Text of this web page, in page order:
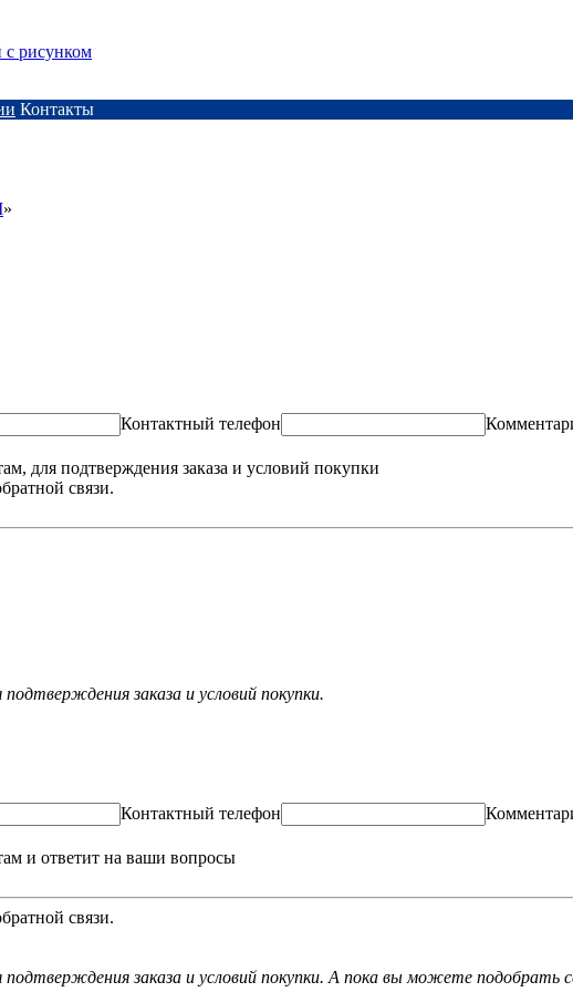
рисунком
Контакты
»
Контактный телефон
для подтверждения заказа и условий покупки
связи.
заказа и условий покупки.
Контактный телефон
и ответит на ваши вопросы
связи.
заказа и условий покупки. А пока вы можете подобрать